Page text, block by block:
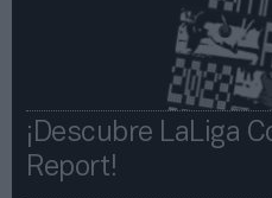
¡Descubre LaLiga
Report!​​